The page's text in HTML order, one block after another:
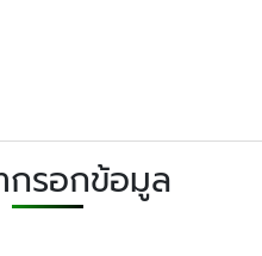
รอกข้อมูล